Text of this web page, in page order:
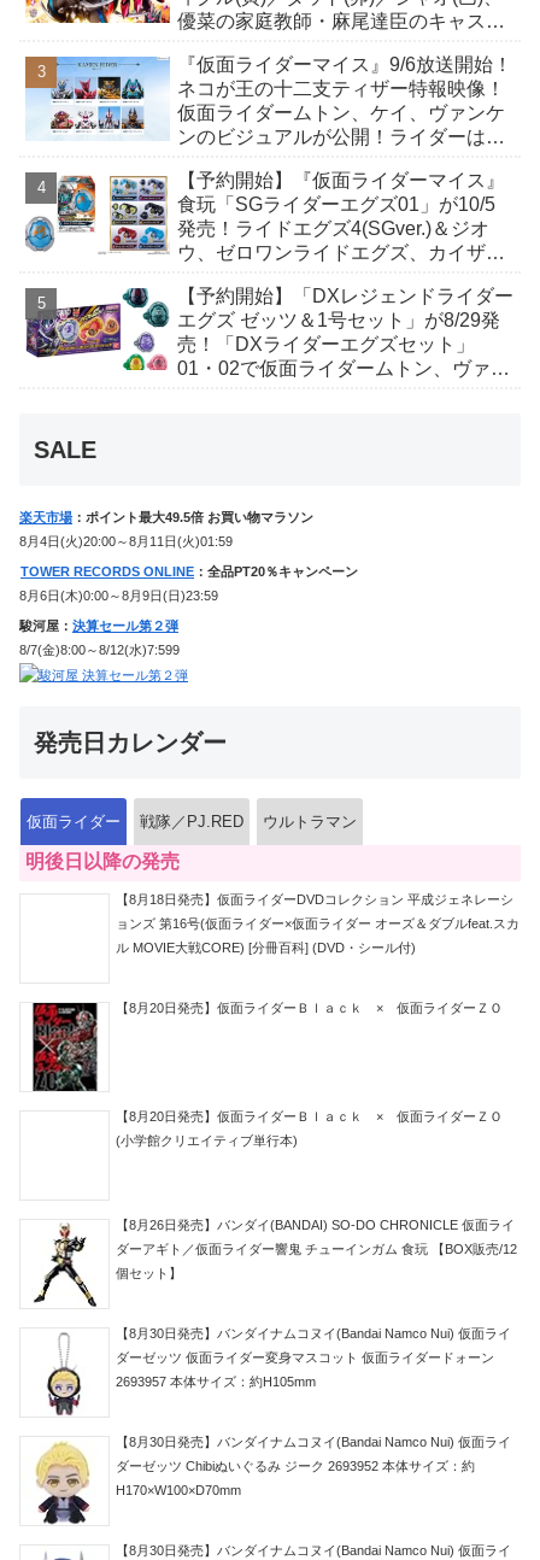
優菜の家庭教師・麻尾達臣のキャスト
んも変身！
『仮面ライダーマイス』9/6放送開始！
ネコが王の十二支ティザー特報映像！
仮面ライダームトン、ケイ、ヴァンケ
ンのビジュアルが公開！ライダーは子
【予約開始】『仮面ライダーマイス』
食玩「SGライダーエグズ01」が10/5
発売！ライドエグズ4(SGver.)＆ジオ
ウ、ゼロワンライドエグズ、カイザ、
【予約開始】「DXレジェンドライダー
エグズ ゼッツ＆1号セット」が8/29発
売！「DXライダーエグズセット」
01・02で仮面ライダームトン、ヴァン
SALE
楽天市場 ：ポイント最大49.5倍 お買い物マラソン
8月4日(火)20:00～8月11日(火)01:59
TOWER RECORDS ONLINE ：全品PT20％キャンペーン
8月6日(木)0:00～8月9日(日)23:59
駿河屋： 決算セール第２弾
8/7(金)8:00～8/12(水)7:599
発売日カレンダー
仮面ライダー 戦隊／PJ.RED ウルトラマン
明後日以降の発売
【8月18日発売】仮面ライダーDVDコレクション 平成ジェネレーシ
ョンズ 第16号(仮面ライダー×仮面ライダー オーズ＆ダブルfeat.スカ
ル MOVIE大戦CORE) [分冊百科] (DVD・シール付)
【8月20日発売】仮面ライダーＢｌａｃｋ × 仮面ライダーＺＯ
【8月20日発売】仮面ライダーＢｌａｃｋ × 仮面ライダーＺＯ
(小学館クリエイティブ単行本)
【8月26日発売】バンダイ(BANDAI) SO-DO CHRONICLE 仮面ライ
ダーアギト／仮面ライダー響鬼 チューインガム 食玩 【BOX販売/12
個セット】
【8月30日発売】バンダイナムコヌイ(Bandai Namco Nui) 仮面ライ
ダーゼッツ 仮面ライダー変身マスコット 仮面ライダードォーン
2693957 本体サイズ：約H105mm
【8月30日発売】バンダイナムコヌイ(Bandai Namco Nui) 仮面ライ
ダーゼッツ Chibiぬいぐるみ ジーク 2693952 本体サイズ：約
H170×W100×D70mm
【8月30日発売】バンダイナムコヌイ(Bandai Namco Nui) 仮面ライ